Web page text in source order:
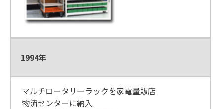
1994年
マルチロータリーラックを家電量販店
物流センターに納入